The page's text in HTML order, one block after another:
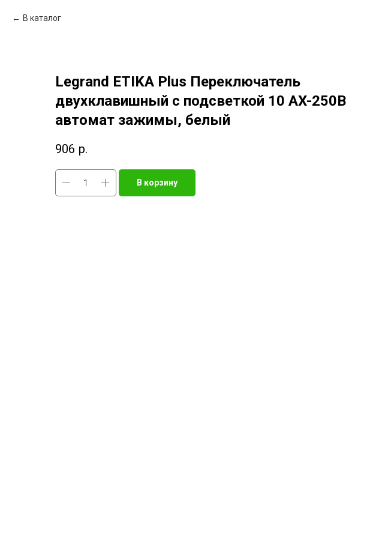
В каталог
Legrand ETIKA Plus Переключатель
двухклавишный c подсветкой 10 AX-250B
автомат зажимы, белый
906 р.
В корзину